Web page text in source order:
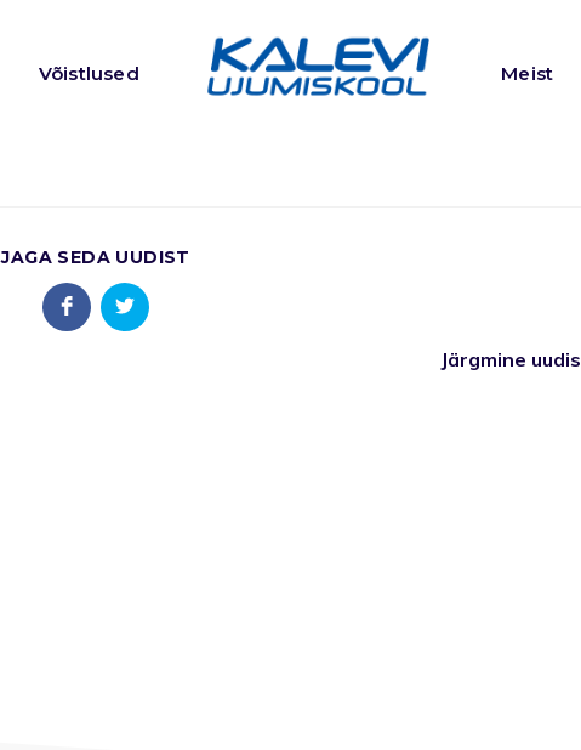
Võistlused Meist
JAGA SEDA UUDIST
Järgmine uudis